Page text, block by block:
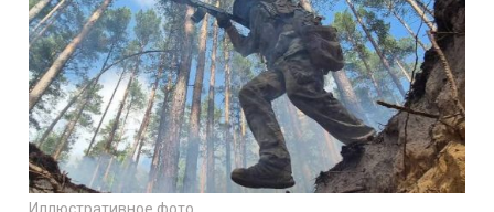
Иллюстративное фото